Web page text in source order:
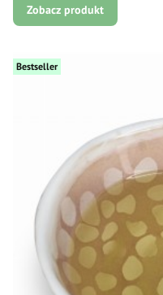
Zobacz produkt
Bestseller